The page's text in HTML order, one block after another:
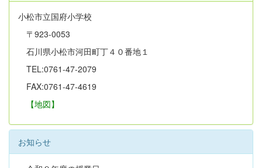
小松市立国府小学校
〒923-0053
石川県小松市河田町丁４０番地１
TEL:0761-47-2079
FAX:0761-47-4619
【地図】
お知らせ